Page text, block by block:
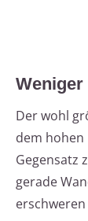
Der wohl
dem hohen
Gegensatz
gerade